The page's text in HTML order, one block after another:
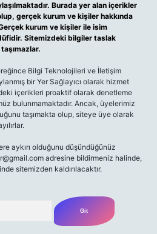
Burada yer alan içerikler
gerçek kurum ve kişiler hakkında
kurum ve kişiler ile isim
Sitemizdeki bilgiler taslak
Bilgi Teknolojileri ve İletişim
bir Yer Sağlayıcı olarak hizmet
içerikleri proaktif olarak denetleme
bulunmamaktadır. Ancak, üyelerimiz
taşımakta olup, siteye üye olarak
aykırı olduğunu düşündüğünüz
adresine bildirmeniz halinde,
sitemizden kaldırılacaktır.